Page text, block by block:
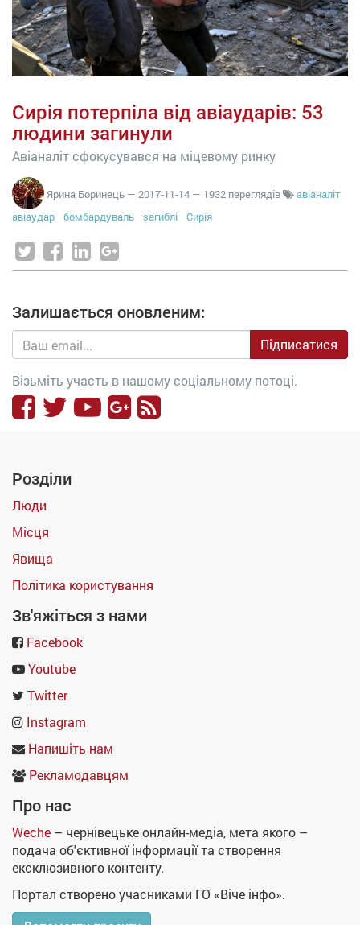
Сирія потерпіла від авіаударів: 53
людини загинули
Авіаналіт сфокусувався на міцевому ринку
Ярина Боринець — 2017-11-14 — 1932 переглядів
авіаналіт
авіаудар
бомбардуваль загиблі Сирія
Залишається оновленим:
Підписатися
Візьміть участь в нашому соціальному потоці.
Розділи
Люди
Місця
Явища
Політика користування
Зв'яжіться з нами
Facebook
Youtube
Twitter
Instagram
Напишіть нам
Рекламодавцям
Про нас
Weche – чернівецьке онлайн-медіа, мета якого –
подача об'єктивної інформації та створення
ексклюзивного контенту.
Портал створено учасниками ГО «Віче інфо».